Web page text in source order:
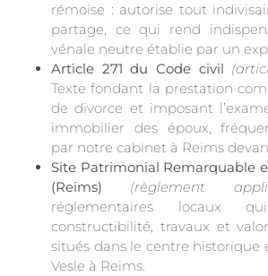
rémoise : autorise tout
partage, ce qui rend
vénale neutre établie par un
Article 271 du Code civil
Texte fondant la prestation
de divorce et imposant
immobilier des époux,
par notre cabinet à Reims
Site Patrimonial Remarquable
(Reims)
(règlement
réglementaires locaux
constructibilité, travaux et
situés dans le centre historique
Vesle à Reims.